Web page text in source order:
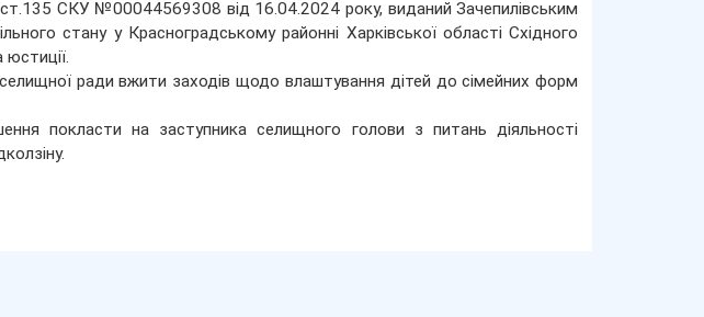
СКУ №00044569308 від 16.04.2024 року, виданий Зачепилівським
стану у Красноградському районні Харківської області Східного
юстиції.
селищної ради вжити заходів щодо влаштування дітей до сімейних форм
покласти на заступника селищного голови з питань діяльності